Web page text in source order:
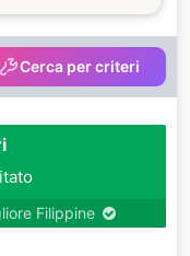
Cerca per criteri
Filippine